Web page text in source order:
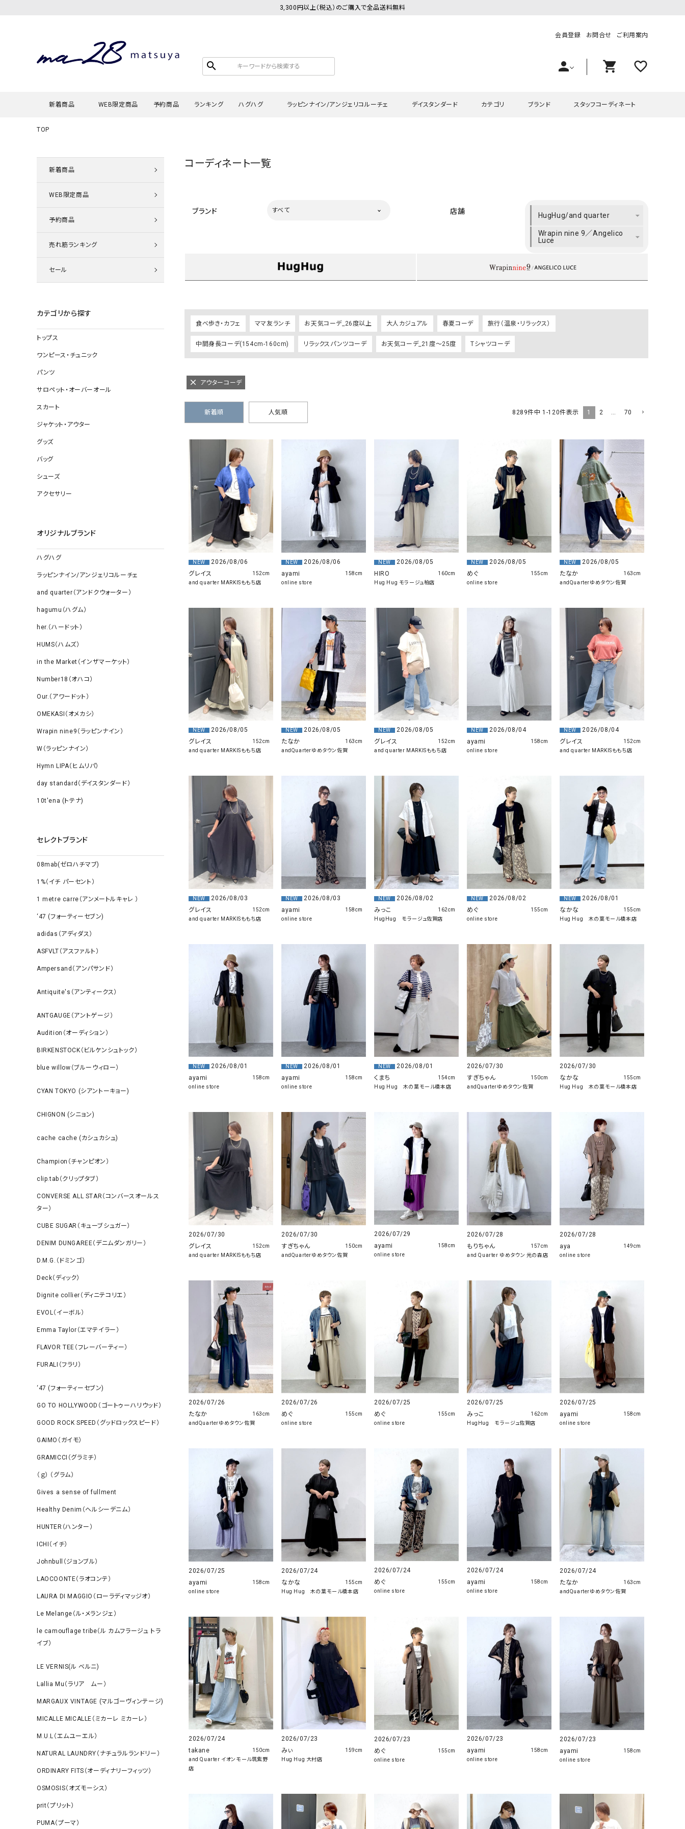
3,300円以上（税込）のご購入で全品送料無料
search
会員登録 お問合せ ご利用案内
person shopping_cart favorite_outline
新着商品 WEB限定商品 予約商品 ランキング ハグハグ
タンクトップ・キャミソール
その他のパンツ ロング・マキシ丈
ジャケット すべて見る
バッグ
その他雑貨
ラッピンナイン/アンジェリコルーチェ
シャツ・ブラウス
デニムパンツ ロング・マキシ丈
ジャケット バッグ
デイスタンダード
デニムパンツ
ロング・マキシ丈
その他スカート
コート
ソックス・その他雑貨
カテゴリ
ワンピース・チュニック
サロペット・オーバーオール
ジャケット・アウター
ブランド
and quarter（アンドクウォーター） HUMS（ハムズ）
Our.（アワードット） Hymn LIPA（ヒムリパ）
day standard（デイスタンダード）
08mab(ゼロハチマブ)
1%（イチ パーセント）
1 metre carre（アンメートルキャレ ）
オ）
Antiquite's（アンティークス）
NATURAL LAUNDRY（ナ
リー）
Audition（オーディション）
ORDINARY FITS（オーディ
ツ）
blue willow（ブルーウィロー） Osmosis（オズモシス）
blue willow（ブルーウィロー） prit（プリット）
CUBE SUGAR（キューブシュガー） PUMA（プーマ）
CONVERSE ALL STAR（コンバースオー
Risley（リズレー）
Deck（ディック） SUN VALLEY（サンバレー）
EVOL（イーボル）
SCOTCH&SODA（スコッチ
ダ）
Emma Taylor（エマテイラー） SUGAR ROSE（シュガーロ
FLAVOR TEE（フレーバーティー）
GO TO HOLLYWOOD（ゴートゥーハリウ
ッド）
THIRTY（サーティ）
G-STAR RAW（ジースターロウ） tumugu:（ツムグ）
GOOD SPEED（グッドスピード） un cinq（アンサンク）
GRAMICCI（グラミチ）
（ｇ） （グラム） upper hights（アッパーハ
Gives a sense of fullment +phenix（フェニックス）
HUNTER（ハンター）
ICHI（イチ）
ILIMA（イリマ）
スタッフコーディネート
TOP
新着商品
WEB限定商品
予約商品
売れ筋ランキング
セール
カテゴリから探す
トップス
ワンピース・チュニック
パンツ
サロペット・オーバーオール
スカート
ジャケット・アウター
グッズ
バッグ
シューズ
アクセサリー
オリジナルブランド
ハグハグ
ラッピンナイン/アンジェリコルーチェ
and quarter（アンドクウォーター）
hagumu（ハグム）
her.（ハードット）
HUMS（ハムズ）
in the Market（インザマーケット）
Number18（オハコ）
Our.（アワードット）
OMEKASI（オメカシ）
Wrapin nine9（ラッピンナイン）
W（ラッピンナイン）
Hymn LIPA（ヒムリパ）
day standard（デイスタンダード）
10t'ena (トテナ)
セレクトブランド
08mab(ゼロハチマブ)
1%（イチ パーセント）
1 metre carre（アンメートルキャレ ）
‘47 (フォーティーセブン)
adidas（アディダス）
ASFVLT（アスファルト）
Ampersand（アンパサンド）
Antiquite's（アンティークス）
ANTGAUGE（アントゲージ）
Audition（オーディション）
BIRKENSTOCK（ビルケンシュトック）
blue willow（ブルーウィロー）
CYAN TOKYO (シアントーキョー)
CHIGNON (シニョン)
cache cache (カシュカシュ)
Champion（チャンピオン）
clip.tab（クリップタブ）
CONVERSE ALL STAR（コンバースオールス
ター）
CUBE SUGAR（キューブシュガー）
DENIM DUNGAREE（デニムダンガリー）
D.M.G.（ドミンゴ）
Deck（ディック）
Dignite collier（ディニテコリエ）
EVOL（イーボル）
Emma Taylor（エマテイラー）
FLAVOR TEE（フレーバーティー）
FURALI（フラリ）
‘47 (フォーティーセブン)
GO TO HOLLYWOOD（ゴートゥーハリウッド）
GOOD ROCK SPEED（グッドロックスピード）
GAIMO（ガイモ）
GRAMICCI（グラミチ）
（ｇ） （グラム）
Gives a sense of fullment
Healthy Denim（ヘルシーデニム）
HUNTER（ハンター）
ICHI（イチ）
Johnbull（ジョンブル）
LAOCOONTE（ラオコンテ）
LAURA DI MAGGIO（ローラディマッジオ）
Le Melange（ル・メランジェ）
le camouflage tribe（ル カムフラージュ トラ
イブ）
LE VERNIS(ル ベルニ)
Lallia Mu（ラリア ムー）
MARGAUX VINTAGE (マルゴーヴィンテージ)
MICALLE MICALLE（ミカーレ ミカーレ）
M.U.L（エムユーエル）
NATURAL LAUNDRY（ナチュラルランドリー）
ORDINARY FITS（オーディナリーフィッツ）
OSMOSIS（オズモーシス）
prit（プリット）
PUMA（プーマ）
コーディネート一覧
ブランド すべて 店舗 HugHug/and quarter
Wrapin nine 9／Angelico
Luce
食べ歩き・カフェ ママ友ランチ お天気コーデ_26度以上 大人カジュアル 春夏コーデ 旅行（温泉・リラックス）
中間身長コーデ(154cm-160cm) リラックスパンツコーデ お天気コーデ_21度～25度 Tシャツコーデ
アウターコーデ
新着順 人気順 8289件中 1 -120件表示 1 2 70
NEW
2026/08/06
グレイス
and quarter MARKISももち店
152cm
NEW
2026/08/06
ayami
online store
158cm
NEW
2026/08/05
HIRO
Hug Hug モラージュ柏店
160cm
NEW
2026/08/05
めぐ
online store
155cm
NEW
2026/08/05
たなか
andQuarterゆめタウン佐賀
163cm
NEW
2026/08/05
グレイス
and quarter MARKISももち店
152cm
NEW
2026/08/05
たなか
andQuarterゆめタウン佐賀
163cm
NEW
2026/08/05
グレイス
and quarter MARKISももち店
152cm
NEW
2026/08/04
ayami
online store
158cm
NEW
2026/08/04
グレイス
and quarter MARKISももち店
152cm
NEW
2026/08/03
グレイス
and quarter MARKISももち店
152cm
NEW
2026/08/03
ayami
online store
158cm
NEW
2026/08/02
みっこ
HugHug モラージュ佐賀店
162cm
NEW
2026/08/02
めぐ
online store
155cm
NEW
2026/08/01
なかな
Hug Hug 木の葉モール橋本店
155cm
NEW
2026/08/01
ayami
online store
158cm
NEW
2026/08/01
ayami
online store
158cm
NEW
2026/08/01
くまち
Hug Hug 木の葉モール橋本店
154cm
2026/07/30
すぎちゃん
andQuarterゆめタウン佐賀
150cm
2026/07/30
なかな
Hug Hug 木の葉モール橋本店
155cm
2026/07/30
グレイス
and quarter MARKISももち店
152cm
2026/07/30
すぎちゃん
andQuarterゆめタウン佐賀
150cm
2026/07/29
ayami
online store
158cm
2026/07/28
もりちゃん
and Quarter ゆめタウン 光の森店
157cm
2026/07/28
aya
online store
149cm
2026/07/26
たなか
andQuarterゆめタウン佐賀
163cm
2026/07/26
めぐ
online store
155cm
2026/07/25
めぐ
online store
155cm
2026/07/25
みっこ
HugHug モラージュ佐賀店
162cm
2026/07/25
ayami
online store
158cm
2026/07/25
ayami
online store
158cm
2026/07/24
なかな
Hug Hug 木の葉モール橋本店
155cm
2026/07/24
めぐ
online store
155cm
2026/07/24
ayami
online store
158cm
2026/07/24
たなか
andQuarterゆめタウン佐賀
163cm
2026/07/24
takane
and Quarter イオンモール筑紫野
店
150cm
2026/07/23
みぃ
Hug Hug 大村店
159cm
2026/07/23
めぐ
online store
155cm
2026/07/23
ayami
online store
158cm
2026/07/23
ayami
online store
158cm